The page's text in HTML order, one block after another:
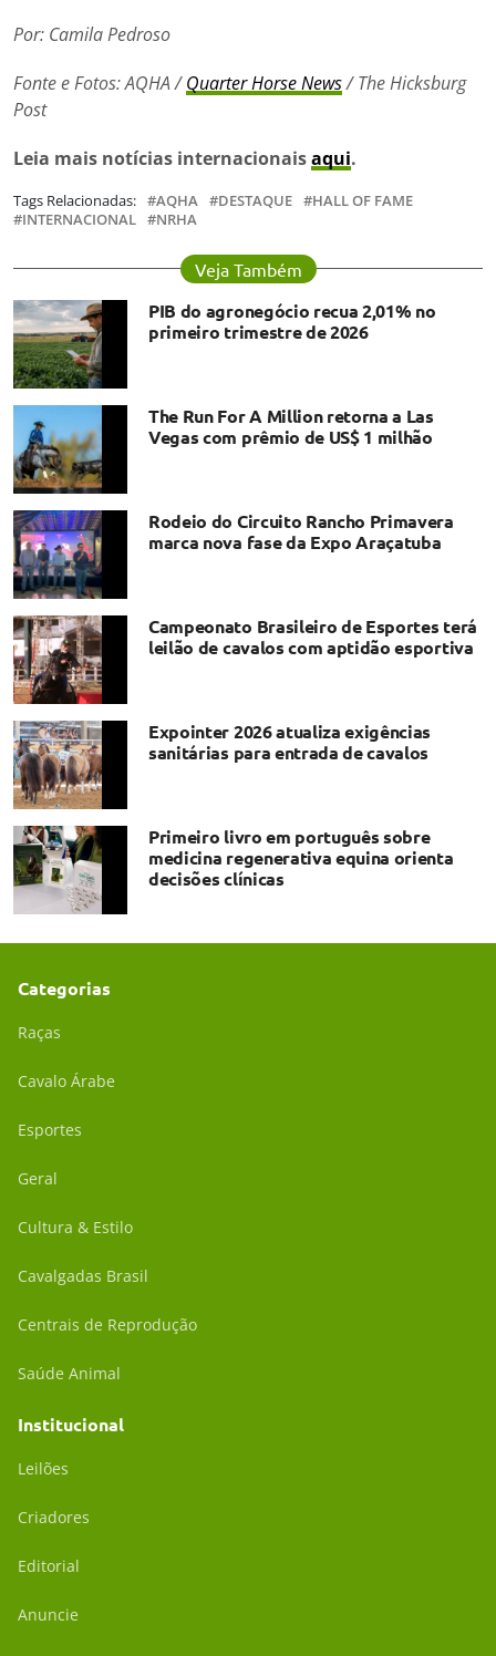
Por: Camila Pedroso
Fonte e Fotos: AQHA /Quarter Horse News/ The Hicksburg
Post
Leia mais notícias internacionaisaqui.
Tags Relacionadas: AQHA DESTAQUE
HALL OF FAME
INTERNACIONAL
NRHA
Veja Também
PIB do agronegócio recua 2,01% no
primeiro trimestre de 2026
The Run For A Million retorna a Las
Vegas com prêmio de US$ 1 milhão
Rodeio do Circuito Rancho Primavera
marca nova fase da Expo Araçatuba
Campeonato Brasileiro de Esportes terá
leilão de cavalos com aptidão esportiva
Expointer 2026 atualiza exigências
sanitárias para entrada de cavalos
Primeiro livro em português sobre
medicina regenerativa equina orienta
decisões clínicas
Categorias
Raças
Cavalo Árabe
Esportes
Geral
Cultura & Estilo
Cavalgadas Brasil
Centrais de Reprodução
Saúde Animal
Institucional
Leilões
Criadores
Editorial
Anuncie